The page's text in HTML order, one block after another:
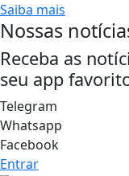
Saiba mais
Nossas
Receba as
seu app
Telegram
Whatsapp
Facebook
Entrar